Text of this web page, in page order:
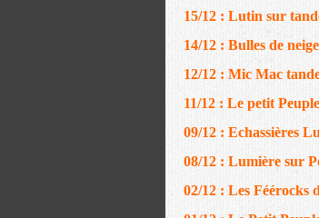
15/12 : Lutin sur
14/12 : Bulles de
12/12 : Mic Mac
11/12 : Le petit
09/12 : Echassières
08/12 : Lumière sur
02/12 : Les Féérocks